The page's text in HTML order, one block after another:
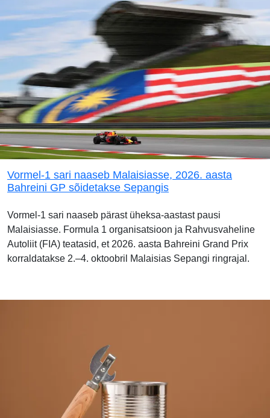
Vormel-1 sari naaseb Malaisiasse, 2026. aasta
Bahreini GP sõidetakse Sepangis
Vormel-1 sari naaseb pärast üheksa-aastast pausi
Malaisiasse. Formula 1 organisatsioon ja Rahvusvaheline
Autoliit (FIA) teatasid, et 2026. aasta Bahreini Grand Prix
korraldatakse 2.–4. oktoobril Malaisias Sepangi ringrajal.